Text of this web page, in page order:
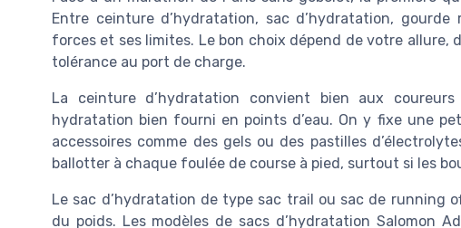
Entre ceinture d’hydratation, sac d’hydratation,
forces et ses limites. Le bon choix dépend de votre allure,
tolérance au port de charge.
La ceinture d’hydratation convient bien aux
hydratation bien fourni en points d’eau. On y fixe une
accessoires comme des gels ou des pastilles
ballotter à chaque foulée de course à pied, surtout si les
Le sac d’hydratation de type sac trail ou sac de running
du poids. Les modèles de sacs d’hydratation Salomon